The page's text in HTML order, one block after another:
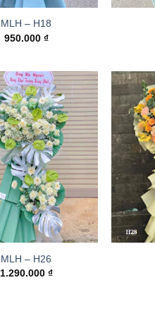
MLH – H18
950.000 ₫
MLH – H26
1.290.000 ₫